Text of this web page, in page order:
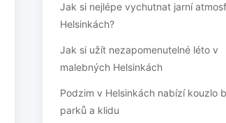
Jak si nejlépe vychutnat jarní
Helsinkách?
Jak si užít nezapomenutelné léto v
malebných Helsinkách
Podzim v Helsinkách nabízí kouzlo
parků a klidu